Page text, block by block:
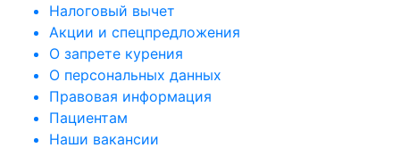
Налоговый вычет
Акции и спецпредложения
О запрете курения
О персональных данных
Правовая информация
Пациентам
Наши вакансии